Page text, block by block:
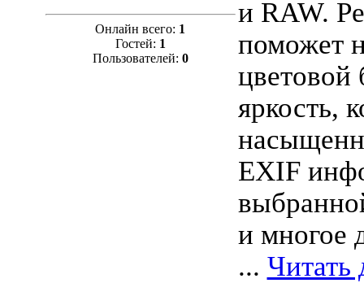
Онлайн всего: 1
Гостей: 1
Пользователей: 0
и RAW.
поможет
цветовой
яркость,
EXIF
и многое
... Читать